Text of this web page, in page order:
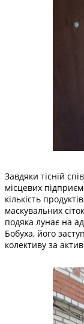
Завдяки тісній
місцевих
кількість
маскувальних
подяка лунає на
Бобуха, його
колективу за